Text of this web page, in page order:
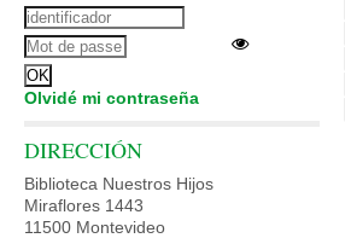
Olvidé mi contraseña
DIRECCIÓN
Biblioteca Nuestros Hijos
Miraflores 1443
11500 Montevideo